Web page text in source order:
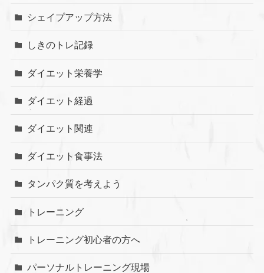
シェイプアップ方法
しきのトレ記録
ダイエット栄養学
ダイエット経過
ダイエット関連
ダイエット食事法
タンパク質を考えよう
トレーニング
トレーニング初心者の方へ
パーソナルトレーニング現場